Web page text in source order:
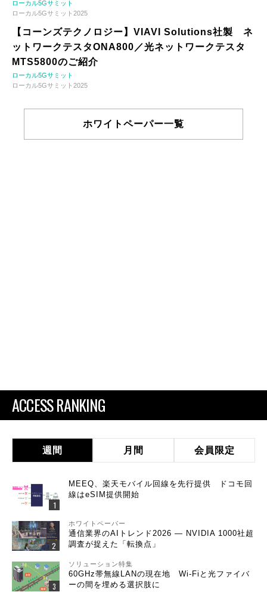
ローカル5Gサミット
ローカル5Gサミット2025
【コーンズテクノロジー】VIAVI Solutions社製 ネ
ットワークテスタONA800／光ネットワークテスタ
MTS5800のご紹介
ローカル5Gサミット
ローカル5Gサミット2025
ホワイトペーパー一覧
ACCESS RANKING
週間 月間 会員限定
MEEQ、楽天モバイル回線を先行提供 ドコモ回
線はeSIM提供開始
ホワイトペーパー
通信業界のAIトレンド2026 ― NVIDIA 1000社超
調査が捉えた「転換点」
ソリューション特集
60GHz帯無線LANの現在地 Wi-Fiと光ファイバ
ーの間を埋める選択肢に